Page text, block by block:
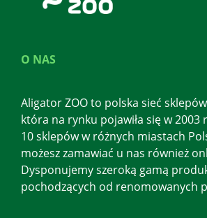
O NAS
Aligator ZOO to polska sieć
która na rynku pojawiła się w
10 sklepów w różnych miastach
możesz zamawiać u nas również
Dysponujemy szeroką gamą
pochodzących od renomowanych